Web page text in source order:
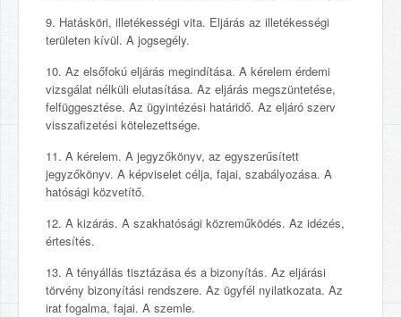
9. Hatásköri, illetékességi vita. Eljárás az illetékességi
területen kívül. A jogsegély.
10. Az elsőfokú eljárás megindítása. A kérelem érdemi
vizsgálat nélküli elutasítása. Az eljárás megszüntetése,
felfüggesztése. Az ügyintézési határidő. Az eljáró szerv
visszafizetési kötelezettsége.
11. A kérelem. A jegyzőkönyv, az egyszerűsített
jegyzőkönyv. A képviselet célja, fajai, szabályozása. A
hatósági közvetítő.
12. A kizárás. A szakhatósági közreműködés. Az idézés,
értesítés.
13. A tényállás tisztázása és a bizonyítás. Az eljárási
törvény bizonyítási rendszere. Az ügyfél nyilatkozata. Az
irat fogalma, fajai. A szemle.